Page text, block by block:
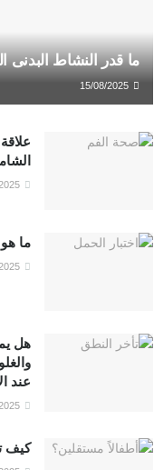
ما قدر النشاط
ما
هل
عند
كيف